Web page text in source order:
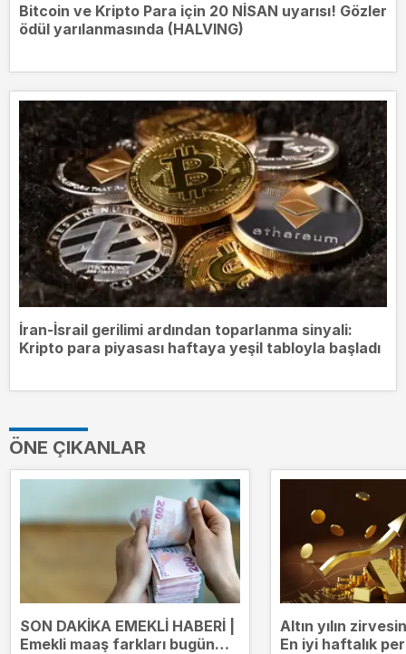
Bitcoin ve Kripto Para için 20 NİSAN uyarısı! Gözler
ödül yarılanmasında (HALVING)
İran-İsrail gerilimi ardından toparlanma sinyali:
Kripto para piyasası haftaya yeşil tabloyla başladı
ÖNE ÇIKANLAR
SON DAKİKA EMEKLİ HABERİ |
Emekli maaş farkları bugün
Altın yılın
En iyi haftalık